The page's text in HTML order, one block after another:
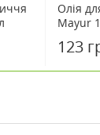
Олія
Mayur
123